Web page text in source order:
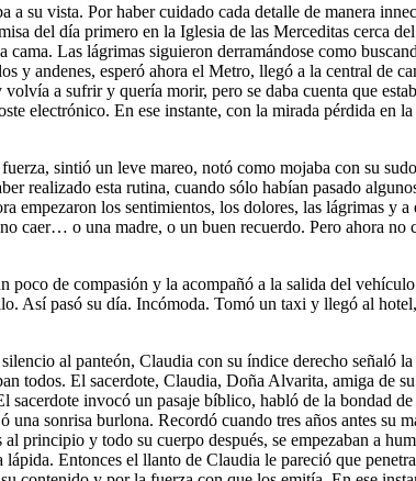
su vista. Por haber cuidado cada detalle de manera
del día primero en la Iglesia de las Merceditas cerca
Las lágrimas siguieron derramándose como
y andenes, esperó ahora el Metro, llegó a la central de
a sufrir y quería morir, pero se daba cuenta que
electrónico. En ese instante, con la mirada pérdida en
sintió un leve mareo, notó como mojaba con su
realizado esta rutina, cuando sólo habían pasado
empezaron los sentimientos, los dolores, las lágrimas y a
caer… o una madre, o un buen recuerdo. Pero ahora no
poco de compasión y la acompañó a la salida del
Así pasó su día. Incómoda. Tomó un taxi y llegó al
al panteón, Claudia con su índice derecho señaló
todos. El sacerdote, Claudia, Doña Alvarita, amiga de
sacerdote invocó un pasaje bíblico, habló de la bondad
sonrisa burlona. Recordó cuando tres años antes su
y todo su cuerpo después, se empezaban a
Entonces el llanto de Claudia le pareció que